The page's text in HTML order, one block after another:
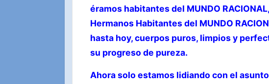
éramos habitantes del MUNDO
Hermanos Habitantes del MUNDO
hasta hoy, cuerpos puros, limpios y
su progreso de pureza.
Ahora solo estamos lidiando con el